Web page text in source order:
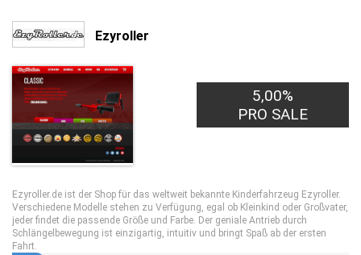
Ezyroller
5,00%
PRO SALE
Ezyroller.de ist der Shop für das weltweit bekannte Kinderfahrzeug Ezyroller.
Verschiedene Modelle stehen zu Verfügung, egal ob Kleinkind oder Großvater,
jeder findet die passende Größe und Farbe. Der geniale Antrieb durch
Schlängelbewegung ist einzigartig, intuitiv und bringt Spaß ab der ersten
Fahrt.